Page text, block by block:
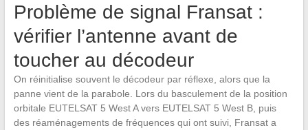
Problème de signal Fransat :
vérifier l’antenne avant de
toucher au décodeur
On réinitialise souvent le décodeur par réflexe, alors que la
panne vient de la parabole. Lors du basculement de la position
orbitale EUTELSAT 5 West A vers EUTELSAT 5 West B, puis
des réaménagements de fréquences qui ont suivi, Fransat a